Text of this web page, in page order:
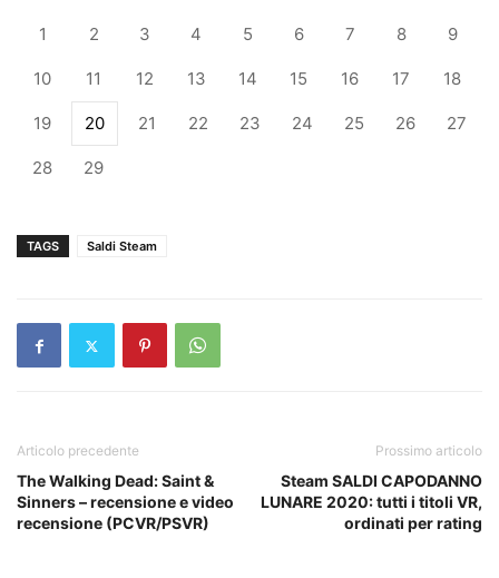
1 2 3 4 5 6 7 8 9
10 11 12 13 14 15 16 17 18
19 20 21 22 23 24 25 26 27
28 29
TAGS Saldi Steam
Articolo precedente
The Walking Dead: Saint &
Sinners – recensione e video
recensione (PCVR/PSVR)
Prossimo articolo
Steam SALDI CAPODANNO
LUNARE 2020: tutti i titoli VR,
ordinati per rating